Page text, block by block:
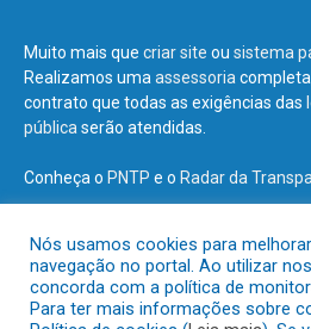
Muito mais que criar site ou sistema
Realizamos uma assessoria
contrato que todas as exigências das
pública serão atendidas.
Conheça o PNTP e o Radar da
Todos os direitos reservados a
Nós usamos cookies para
navegação no portal. Ao utilizar
concorda com a política de
Para ter mais informações sobre